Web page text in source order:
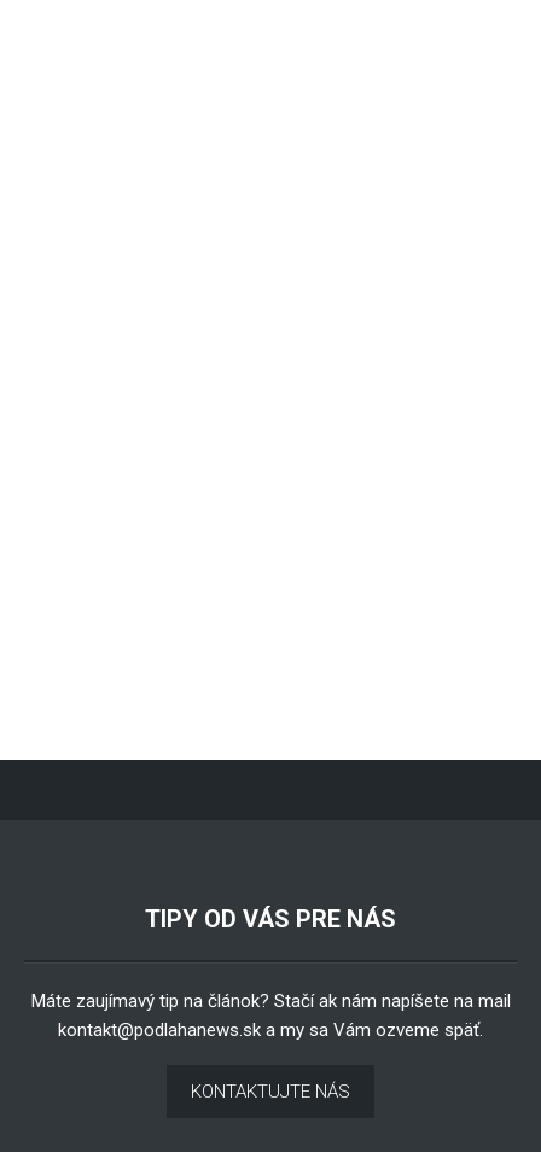
TIPY OD VÁS PRE NÁS
Máte zaujímavý tip na článok? Stačí ak nám napíšete na mail
kontakt@podlahanews.sk a my sa Vám ozveme späť.
KONTAKTUJTE NÁS